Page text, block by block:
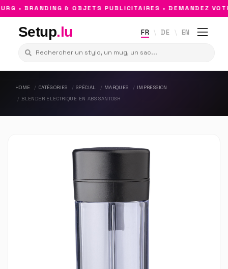
• BRANDING & OBJETS PUBLICITAIRES • DEMANDEZ
Setup.lu FR DE EN
HOME CATÉGORIES SPÉCIAL MARQUES
IMPRESSION
BLENDER ÉLECTRIQUE EN ABS SANTOSH